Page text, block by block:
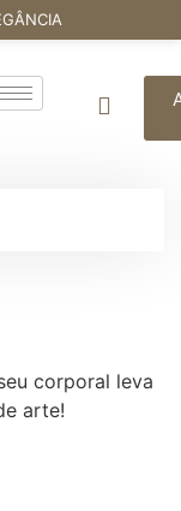
corporal leva
arte!